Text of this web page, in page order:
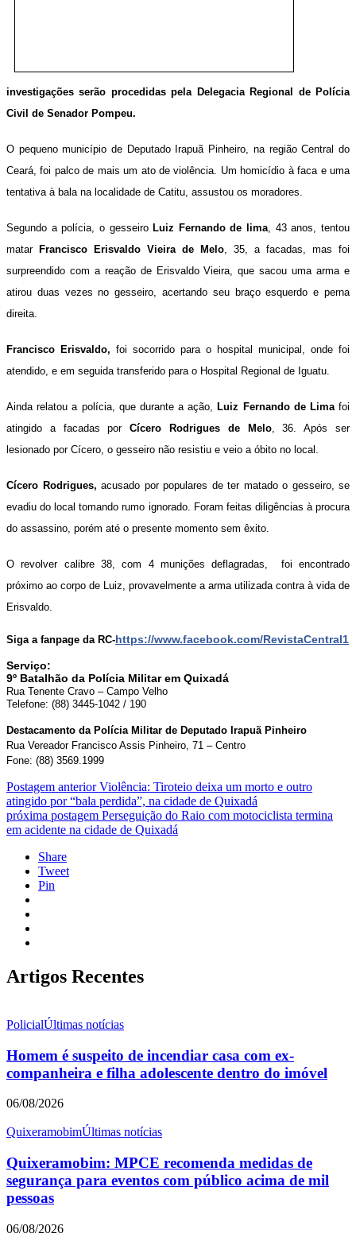
investigações serão procedidas pela Delegacia Regional de Polícia
Civil de Senador Pompeu.
O pequeno município de Deputado Irapuã Pinheiro, na região Central do
Ceará, foi palco de mais um ato de violência. Um homicídio à faca e uma
tentativa à bala na localidade de Catitu, assustou os moradores.
Segundo a polícia, o gesseiro Luiz Fernando de lima, 43 anos, tentou
matar Francisco Erisvaldo Vieira de Melo, 35, a facadas, mas foi
surpreendido com a reação de Erisvaldo Vieira, que sacou uma arma e
atirou duas vezes no gesseiro, acertando seu braço esquerdo e perna
direita.
Francisco Erisvaldo, foi socorrido para o hospital municipal, onde foi
atendido, e em seguida transferido para o Hospital Regional de Iguatu.
Ainda relatou a polícia, que durante a ação, Luiz Fernando de Limafoi
atingido a facadas porCícero Rodrigues de Melo, 36. Após ser
lesionado por Cícero, o gesseiro não resistiu e veio a óbito no local.
Cícero Rodrigues, acusado por populares de ter matado o gesseiro, se
evadiu do local tomando rumo ignorado. Foram feitas diligências à procura
do assassino, porém até o presente momento sem êxito.
O revolver calibre 38, com 4 munições deflagradas, foi encontrado
próximo ao corpo de Luiz, provavelmente a arma utilizada contra à vida de
Erisvaldo.
Siga a fanpage da RC-https://www.facebook.com/RevistaCentral1
Serviço:
9º Batalhão da Polícia Militar em Quixadá
Rua Tenente Cravo – Campo Velho
Telefone: (88) 3445-1042 / 190
Destacamento da Polícia Militar de Deputado Irapuã Pinheiro
Rua Vereador Francisco Assis Pinheiro, 71 – Centro
Fone: (88) 3569.1999
Postagem anterior Violência: Tiroteio deixa um morto e outro
atingido por “bala perdida”, na cidade de Quixadá
próxima postagem Perseguição do Raio com motociclista termina
em acidente na cidade de Quixadá
Share
Tweet
Pin
Artigos Recentes
PolicialÚltimas notícias
Homem é suspeito de incendiar casa com ex-
companheira e filha adolescente dentro do imóvel
06/08/2026
QuixeramobimÚltimas notícias
Quixeramobim: MPCE recomenda medidas de
segurança para eventos com público acima de mil
pessoas
06/08/2026